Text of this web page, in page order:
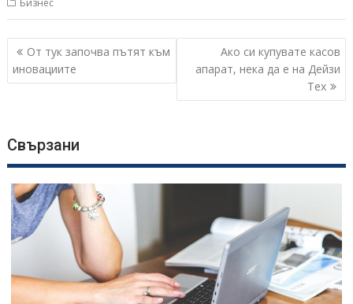
Бизнес
Навигация
От тук започва пътят към
иновациите
Ако си купувате касов
апарат, нека да е на Дейзи
Тех
Свързани